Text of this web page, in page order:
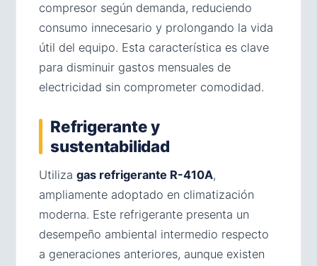
compresor según demanda, reduciendo
consumo innecesario y prolongando la vida
útil del equipo. Esta característica es clave
para disminuir gastos mensuales de
electricidad sin comprometer comodidad.
Refrigerante y
sustentabilidad
Utiliza gas refrigerante R-410A,
ampliamente adoptado en climatización
moderna. Este refrigerante presenta un
desempeño ambiental intermedio respecto
a generaciones anteriores, aunque existen